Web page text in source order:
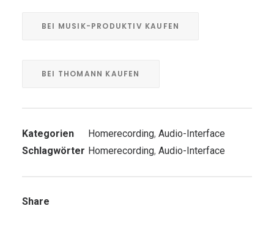
BEI MUSIK-PRODUKTIV KAUFEN
BEI THOMANN KAUFEN
Kategorien Homerecording, Audio-Interface
Schlagwörter Homerecording, Audio-Interface
Share